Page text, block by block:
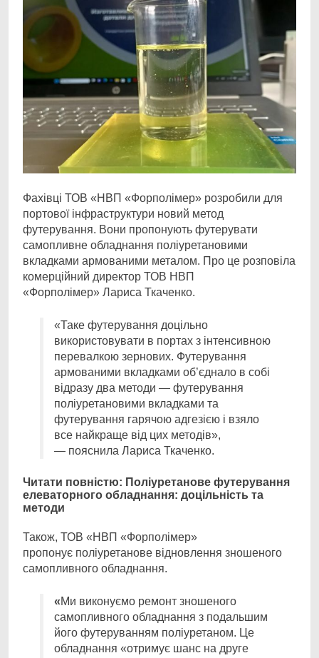
Фахівці ТОВ «НВП «Форполімер» розробили для
портової інфраструктури новий метод
футерування. Вони пропонують футерувати
самопливне обладнання поліуретановими
вкладками армованими металом. Про це розповіла
комерційний директор ТОВ НВП
«Форполімер» Лариса Ткаченко.
«Таке футерування доцільно
використовувати в портах з інтенсивною
перевалкою зернових. Футерування
армованими вкладками об’єднало в собі
відразу два методи — футерування
поліуретановими вкладками та
футерування гарячою адгезією і взяло
все найкраще від цих методів»,
— пояснила Лариса Ткаченко.
Читати повністю: Поліуретанове футерування
елеваторного обладнання: доцільність та
методи
Також, ТОВ «НВП «Форполімер»
пропонує поліуретанове відновлення зношеного
самопливного обладнання.
«Ми виконуємо ремонт зношеного
самопливного обладнання з подальшим
його футеруванням поліуретаном. Це
обладнання «отримує шанс на друге